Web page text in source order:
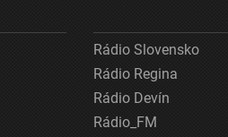
Rádio Slovensko
Rádio Regina
Rádio Devín
Rádio_FM